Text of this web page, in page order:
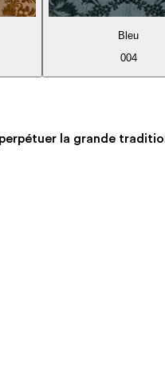
Bleu
004
la grande